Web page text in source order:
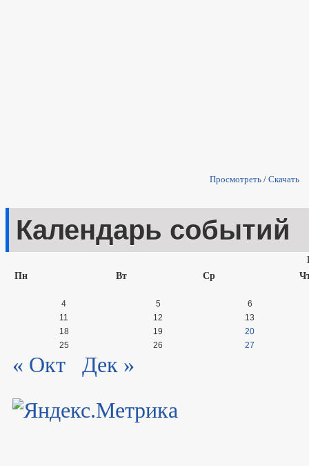
Просмотреть / Скачать
Календарь событий
Пн
Вт Ср
4 5
6
11
12
13
18
19
20
25
26 27
« Окт Дек »